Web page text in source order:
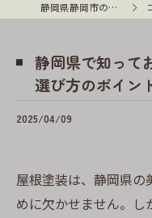
静岡県静岡市の外壁塗装はMyC
静岡県で知って
選び方のポイン
2025/04/09
屋根塗装は、静岡県の
めに欠かせません。